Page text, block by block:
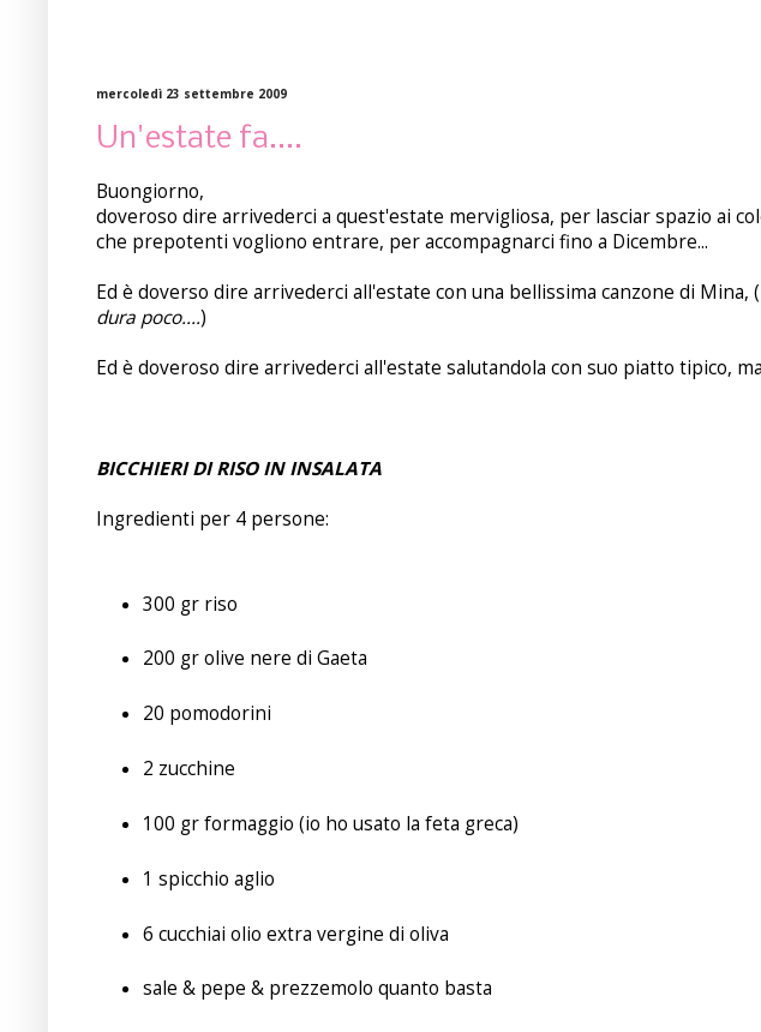
mercoledì 23 settembre 2009
Un'estate fa....
Buongiorno,
doveroso dire arrivederci a quest'estate mervigliosa, per lasciar spazio ai
che prepotenti vogliono entrare, per accompagnarci fino a Dicembre...
Ed è doverso dire arrivederci all'estate con una bellissima canzone di Mina, (
dura poco....)
Ed è doveroso dire arrivederci all'estate salutandola con suo piatto tipico,
BICCHIERI DI RISO IN INSALATA
Ingredienti per 4 persone:
300 gr riso
200 gr olive nere di Gaeta
20 pomodorini
2 zucchine
100 gr formaggio (io ho usato la feta greca)
1 spicchio aglio
6 cucchiai olio extra vergine di oliva
sale & pepe & prezzemolo quanto basta